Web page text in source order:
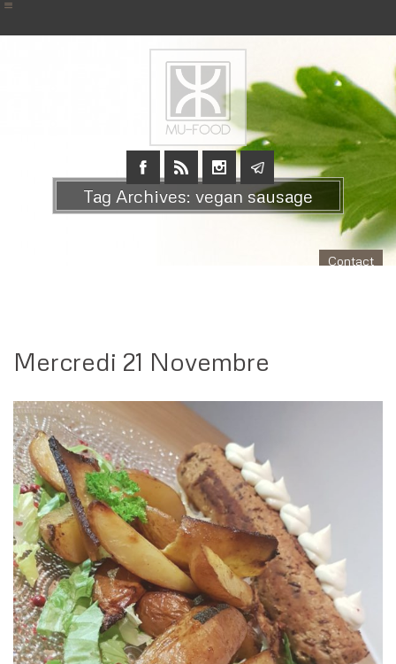
Tag Archives: vegan sausage
Contact
Mercredi 21 Novembre